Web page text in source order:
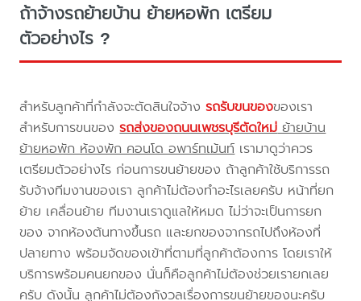
ถ้าจ้างรถย้ายบ้าน ย้ายหอพัก เตรียม
ตัวอย่างไร ?
สำหรับลูกค้าที่กำลังจะตัดสินใจจ้างรถรับขนของของเรา
สำหรับการขนของรถส่งของถนนเพชรบุรีตัดใหม่ย้ายบ้าน
ย้ายหอพัก ห้องพัก คอนโด อพาร์ทเม้นท์เรามาดูว่าควร
เตรียมตัวอย่างไร ก่อนการขนย้ายของ ถ้าลูกค้าใช้บริการรถ
รับจ้างทีมงานของเรา ลูกค้าไม่ต้องทำอะไรเลยครับ หน้าที่ยก
ย้าย เคลื่อนย้าย ทีมงานเราดูแลให้หมด ไม่ว่าจะเป็นการยก
ของ จากห้องต้นทางขึ้นรถ และยกของจากรถไปถึงห้องที่
ปลายทาง พร้อมจัดของเข้าที่ตามที่ลูกค้าต้องการ โดยเราให้
บริการพร้อมคนยกของ นั่นก็คือลูกค้าไม่ต้องช่วยเรายกเลย
ครับ ดังนั้น ลูกค้าไม่ต้องกังวลเรื่องการขนย้ายของนะครับ